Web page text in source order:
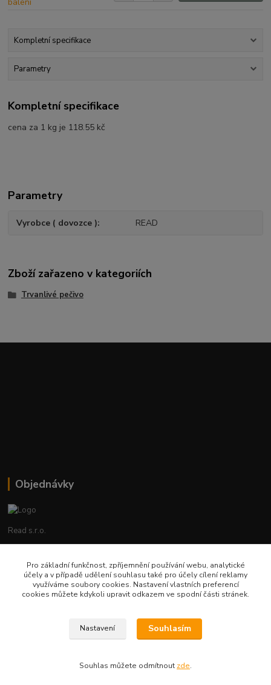
Kompletní specifikace
Parametry
Kompletní specifikace
cena za 1 kg je 118.55 kč
Parametry
Vyrobce ( dovozce ) READ
Zboží zařazeno v kategoriích
Trvanlivé pečivo
Objednávky
Read s.r.o.
+420 602 388 763
Po - Pá 8 - 14h
Pro základní funkčnost, zpříjemnění používání webu, analytické
účely a v případě udělení souhlasu také pro účely cílení reklamy
využíváme soubory cookies. Nastavení vlastních preferencí
cookies můžete kdykoli upravit odkazem ve spodní části stránek.
Nastavení Souhlasím
Souhlas můžete odmítnout zde.